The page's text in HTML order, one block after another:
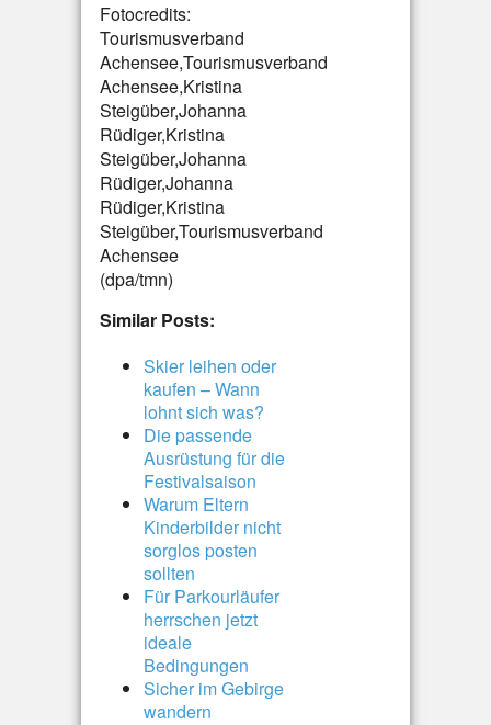
Fotocredits:
Tourismusverband
Achensee,Tourismusverband
Achensee,Kristina
Steigüber,Johanna
Rüdiger,Kristina
Steigüber,Johanna
Rüdiger,Johanna
Rüdiger,Kristina
Steigüber,Tourismusverband
Achensee
(dpa/tmn)
Similar Posts:
Skier leihen oder
kaufen – Wann
lohnt sich was?
Die passende
Ausrüstung für die
Festivalsaison
Warum Eltern
Kinderbilder nicht
sorglos posten
sollten
Für Parkourläufer
herrschen jetzt
ideale
Bedingungen
Sicher im Gebirge
wandern